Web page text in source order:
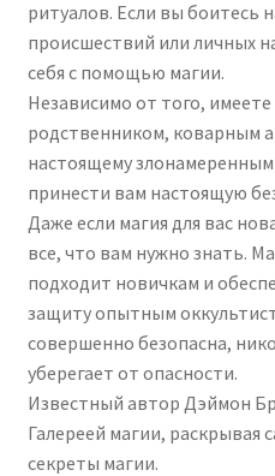
ритуалов. Если вы боитесь
происшествий или личных
себя с помощью магии.
Независимо от того,
родственником, коварным
настоящему
принести вам настоящую
Даже если магия для вас
все, что вам нужно знать.
подходит новичкам и
защиту опытным
совершенно безопасна,
уберегает от опасности.
Известный автор Дэймон
Галереей магии, раскрывая
секреты магии.